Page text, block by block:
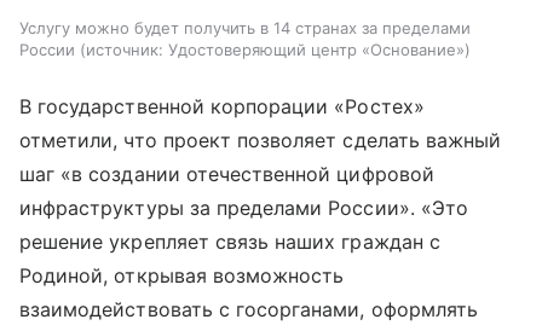
Услугу можно будет получить в 14 странах за пределами
России
источник: Удостоверяющий центр «Основание»
В государственной корпорации «Ростех»
отметили, что проект позволяет сделать важный
шаг «в создании отечественной цифровой
инфраструктуры за пределами России». «Это
решение укрепляет связь наших граждан с
Родиной, открывая возможность
взаимодействовать с госорганами, оформлять